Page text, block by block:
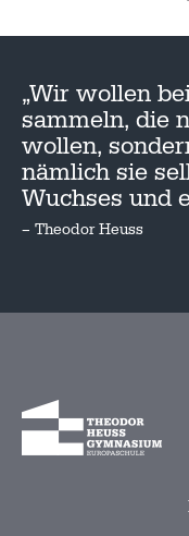
„Wir wollen
sammeln, die
wollen,
nämlich sie
Wuchses und
– Theodor Heuss